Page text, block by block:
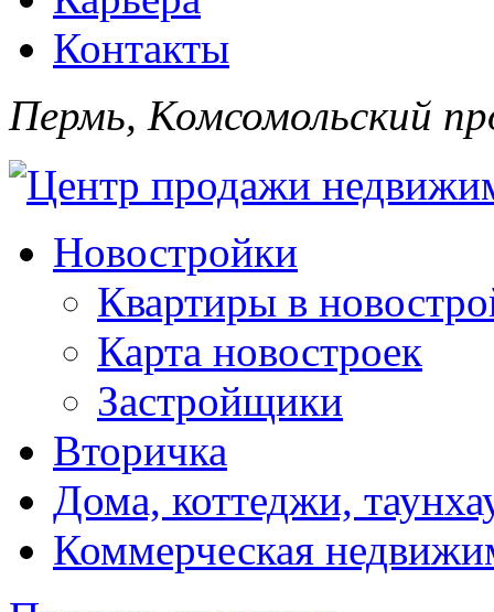
Контакты
Пермь, Комсомольский
Новостройки
Квартиры в
Карта новостроек
Застройщики
Вторичка
Дома, коттеджи,
Коммерческая